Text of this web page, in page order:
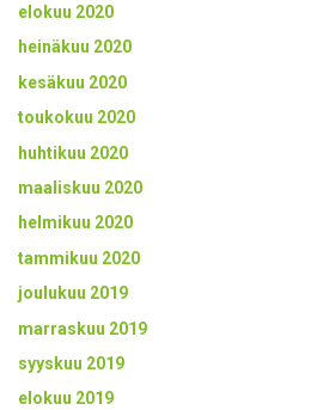
elokuu 2020
heinäkuu 2020
kesäkuu 2020
toukokuu 2020
huhtikuu 2020
maaliskuu 2020
helmikuu 2020
tammikuu 2020
joulukuu 2019
marraskuu 2019
syyskuu 2019
elokuu 2019